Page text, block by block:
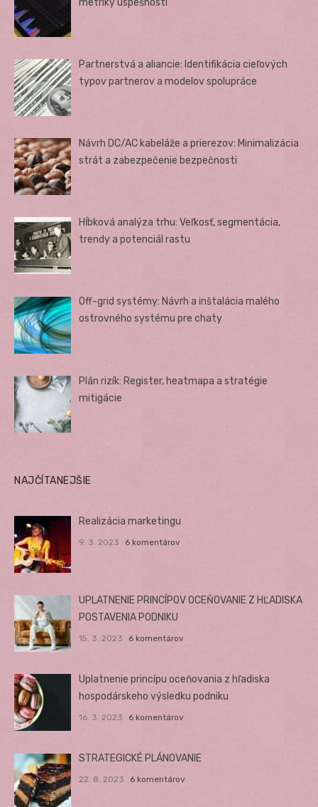
Partnerstvá a aliancie: Identifikácia cieľových
typov partnerov a modelov spolupráce
Návrh DC/AC kabeláže a prierezov: Minimalizácia
strát a zabezpečenie bezpečnosti
Hĺbková analýza trhu: Veľkosť, segmentácia,
trendy a potenciál rastu
Off-grid systémy: Návrh a inštalácia malého
ostrovného systému pre chaty
Plán rizík: Register, heatmapa a stratégie
mitigácie
NAJČÍTANEJŠIE
Realizácia marketingu
9. 3. 2023 6 komentárov
UPLATNENIE PRINCÍPOV OCEŇOVANIE Z HĽADISKA
POSTAVENIA PODNIKU
15. 3. 2023 6 komentárov
Uplatnenie princípu oceňovania z hľadiska
hospodárskeho výsledku podniku
16. 3. 2023 6 komentárov
STRATEGICKÉ PLÁNOVANIE
22. 8. 2023 6 komentárov